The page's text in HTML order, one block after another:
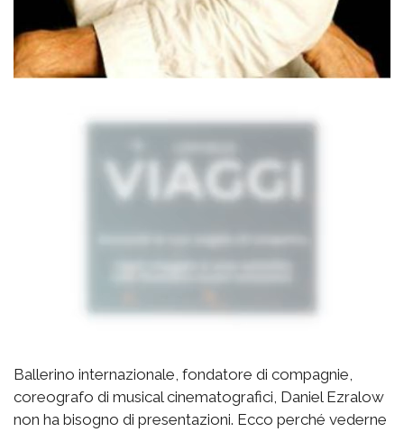
Ballerino internazionale, fondatore di compagnie,
coreografo di musical cinematografici, Daniel Ezralow
non ha bisogno di presentazioni. Ecco perché vederne